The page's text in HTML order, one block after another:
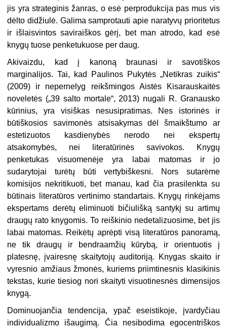
jis yra strateginis žanras, o esė perprodukcija pas mus vis
dėlto didžiulė. Galima samprotauti apie naratyvų prioritetus
ir išlaisvintos saviraiškos gėrį, bet man atrodo, kad esė
knygų tuose penketukuose per daug.
Akivaizdu, kad į kanoną braunasi ir savotiškos
marginalijos. Tai, kad Paulinos Pukytės „Netikras zuikis“
(2009) ir nepernelyg reikšmingos Aistės Kisarauskaitės
noveletės („39 salto mortale“, 2013) nugali R. Granausko
kūrinius, yra visiškas nesusipratimas. Nes istorinės ir
būtiškosios savimonės atsisakymas dėl šmaikštumo ar
estetizuotos kasdienybės nerodo nei ekspertų
atsakomybės, nei literatūrinės savivokos. Knygų
penketukas visuomenėje yra labai matomas ir jo
sudarytojai turėtų būti vertybiškesni. Nors sutarėme
komisijos nekritikuoti, bet manau, kad čia prasilenkta su
būtinais literatūros vertinimo standartais. Knygų rinkėjams
ekspertams derėtų eliminuoti bičiulišką santykį su artimų
draugų rato knygomis. To reiškinio nedetalizuosime, bet jis
labai matomas. Reikėtų aprėpti visą literatūros panoramą,
ne tik draugų ir bendraamžių kūrybą, ir orientuotis į
platesnę, įvairesnę skaitytojų auditoriją. Knygas skaito ir
vyresnio amžiaus žmonės, kuriems priimtinesnis klasikinis
tekstas, kurie tiesiog nori skaityti visuotinesnės dimensijos
knygą.
Dominuojančia tendencija, ypač eseistikoje, įvardyčiau
individualizmo išaugimą. Čia nesibodima egocentriškos